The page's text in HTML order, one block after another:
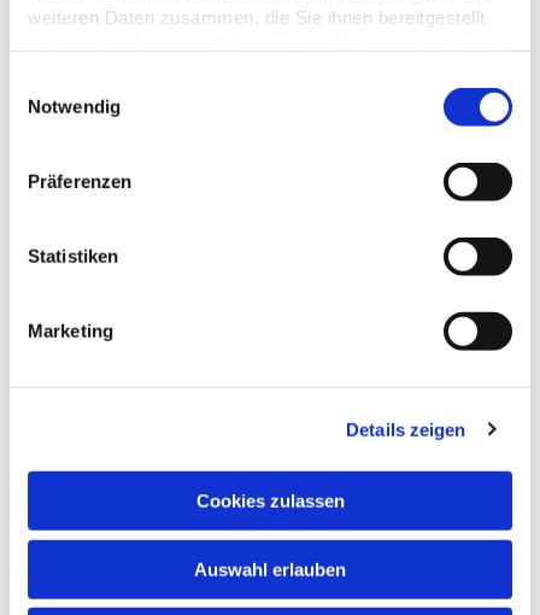
weiteren Daten zusammen, die Sie ihnen bereitgestellt
Notwendig
Präferenzen
Statistiken
Marketing
Details zeigen
Cookies zulassen
Auswahl erlauben